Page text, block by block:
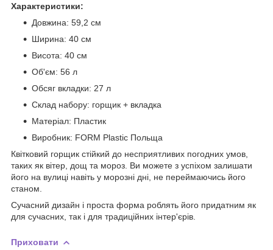
Характеристики:
Довжина: 59,2 см
Ширина: 40 см
Висота: 40 см
Об'єм: 56 л
Обсяг вкладки: 27 л
Склад набору: горщик + вкладка
Матеріал: Пластик
Виробник: FORM Plastic Польща
Квітковий горщик стійкий до несприятливих погодних умов,
таких як вітер, дощ та мороз. Ви можете з успіхом залишати
його на вулиці навіть у морозні дні, не переймаючись його
станом.
Сучасний дизайн і проста форма роблять його придатним як
для сучасних, так і для традиційних інтер'єрів.
Приховати